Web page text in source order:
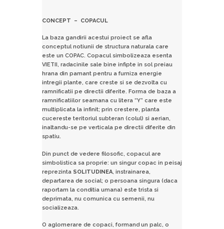
CONCEPT – COPACUL
La baza gandirii acestui proiect se afla
conceptul notiunii de structura naturala care
este un COPAC. Copacul simbolizeaza esenta
VIETII, radacinile sale bine infipte in sol preiau
hrana din pamant pentru a furniza energie
intregii plante, care creste si se dezvolta cu
ramnificatii pe directii diferite. Forma de baza a
ramnificatiilor seamana cu litera “Y” care este
multiplicata la infinit; prin crestere, planta
cucereste teritoriul subteran (colul) si aerian,
inaltandu-se pe verticala pe directii diferite din
spatiu.
Din punct de vedere filosofic, copacul are
simbolistica sa proprie: un singur copac in peisaj
reprezinta SOLITUDINEA, instrainarea,
departarea de social; o persoana singura (daca
raportam la conditia umana) este trista si
deprimata, nu comunica cu semenii, nu
socializeaza.
O aglomerare de copaci, formand un palc, o